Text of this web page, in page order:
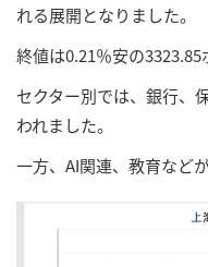
れる展開となりました。
終値は0.21％安の3323.85
セクター別では、銀行、
われました。
一方、AI関連、教育など